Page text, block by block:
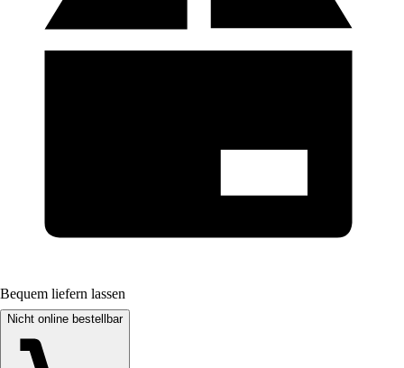
Bequem liefern lassen
Nicht online bestellbar